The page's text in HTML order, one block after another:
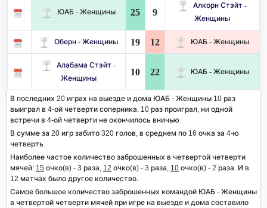
ЮАБ - Женщины 25 9
Алкорн Стэйт -
Женщины
Оберн - Женщины 19 12 ЮАБ - Женщины
Алабама Стэйт -
Женщины
10 22 ЮАБ - Женщины
В последних 20 играх на выезде и дома ЮАБ - Женщины 10 раз
выиграл в 4-ой четверти соперника. 10 раз проиграл, ни одной
встречи в 4-ой четверти не окончилось вничью.
В сумме за 20 игр забито 320 голов, в среднем по 16 очка за 4-ю
четверть.
Наиболее частое количество заброшенных в четвертой четверти
мячей: 15 очко(в) - 3 раза, 12 очко(в) - 3 раза, 10 очко(в) - 2 раза. И в
12 матчах было другое количество.
Самое большое количество заброшенных командой ЮАБ - Женщины
в четвертой четверти мячей при игре на выезде и дома составило